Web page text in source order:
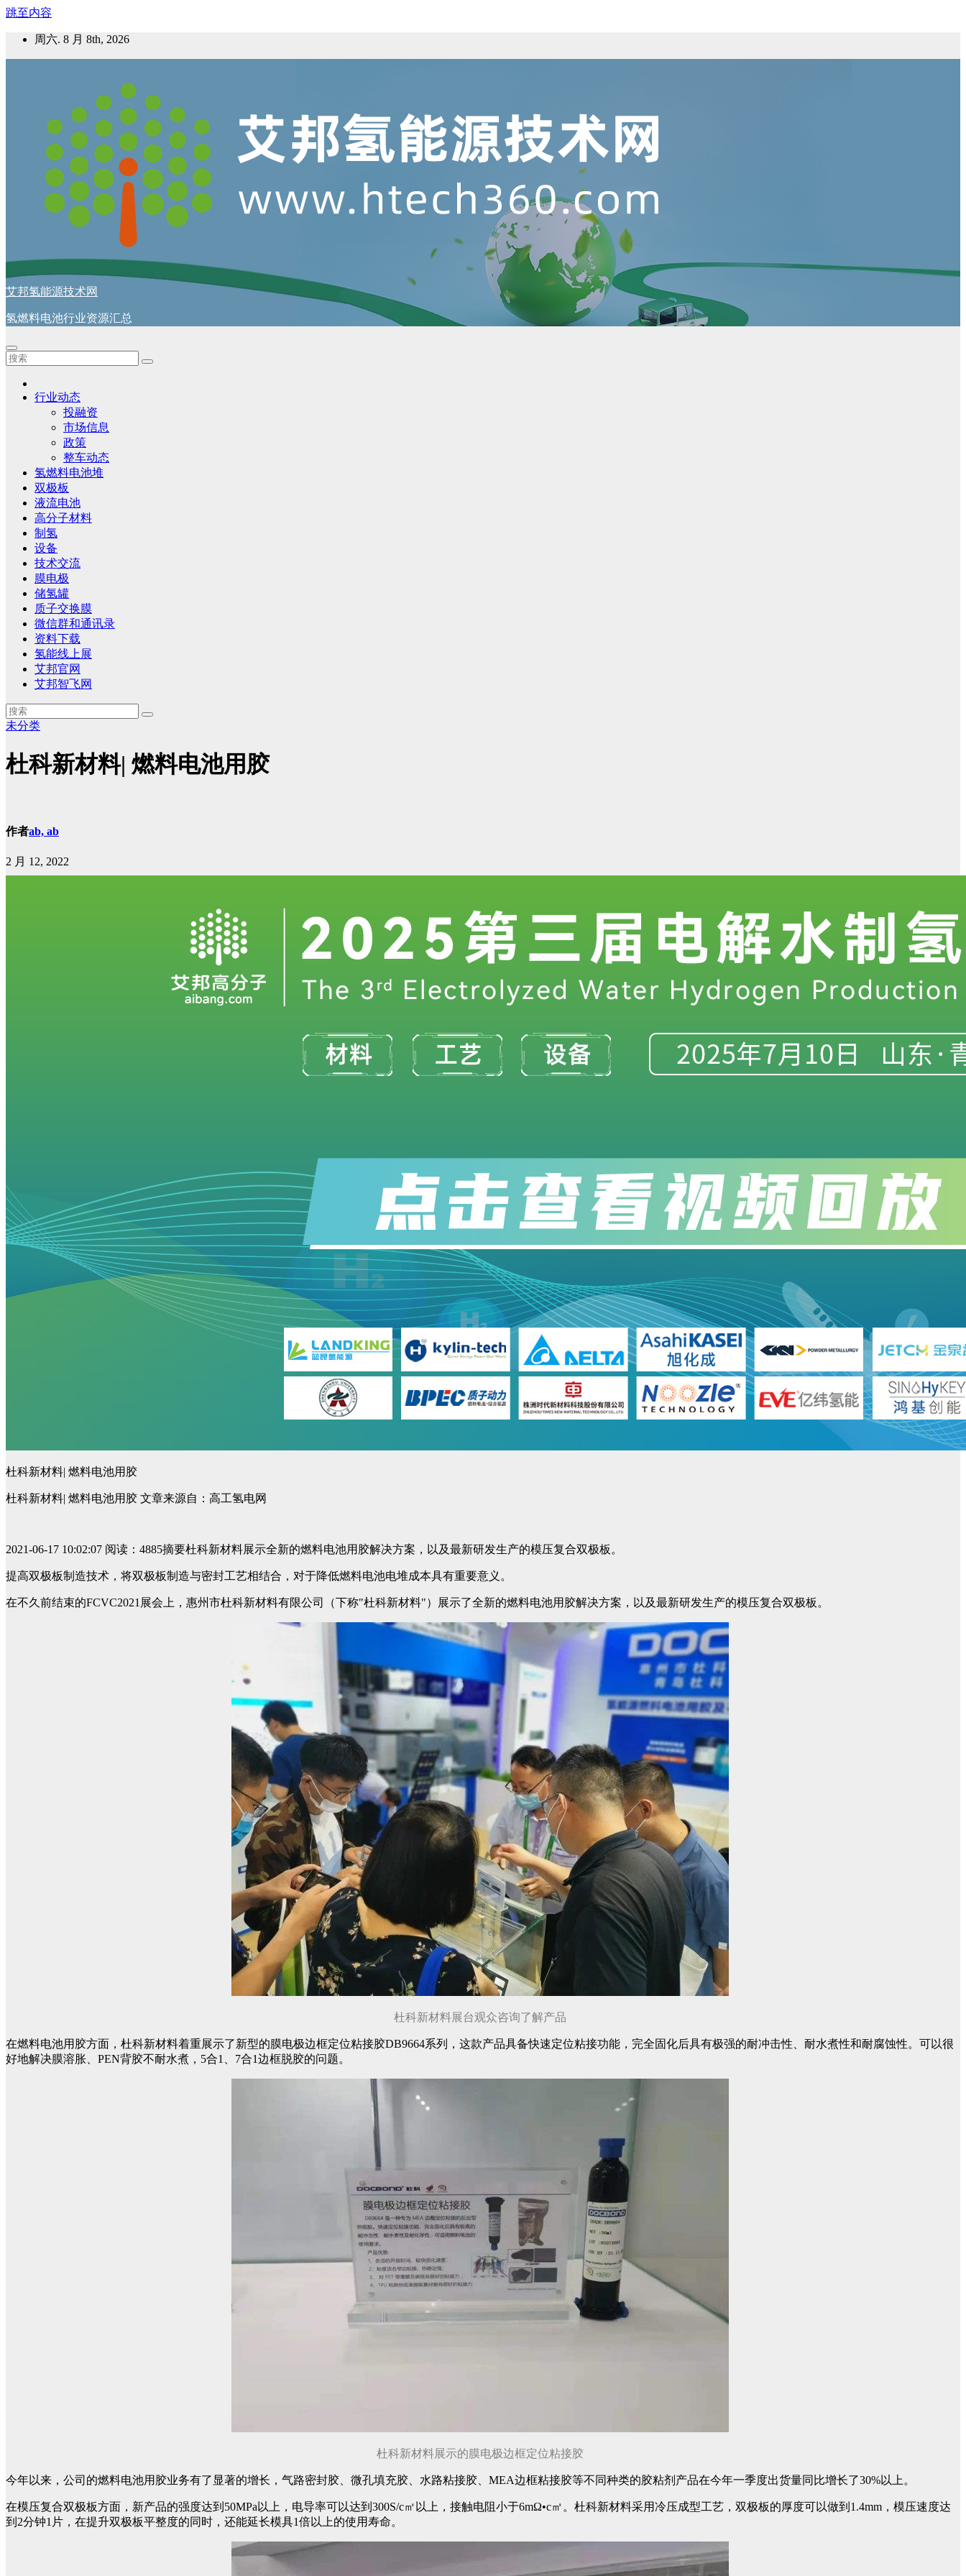
跳至内容
周六. 8 月 8th, 2026
艾邦氢能源技术网
氢燃料电池行业资源汇总
行业动态
投融资
市场信息
政策
整车动态
氢燃料电池堆
双极板
液流电池
高分子材料
制氢
设备
技术交流
膜电极
储氢罐
质子交换膜
微信群和通讯录
资料下载
氢能线上展
艾邦官网
艾邦智飞网
未分类
杜科新材料| 燃料电池用胶
作者ab, ab
2 月 12, 2022
杜科新材料| 燃料电池用胶
杜科新材料| 燃料电池用胶 文章来源自：高工氢电网
2021-06-17 10:02:07 阅读：4885摘要杜科新材料展示全新的燃料电池用胶解决方案，以及最新研发生产的模压复合双极板。
提高双极板制造技术，将双极板制造与密封工艺相结合，对于降低燃料电池电堆成本具有重要意义。
在不久前结束的FCVC2021展会上，惠州市杜科新材料有限公司（下称"杜科新材料"）展示了全新的燃料电池用胶解决方案，以及最新研发生产的模压复合双极板。
杜科新材料展台观众咨询了解产品
在燃料电池用胶方面，杜科新材料着重展示了新型的膜电极边框定位粘接胶DB9664系列，这款产品具备快速定位粘接功能，完全固化后具有极强的耐冲击性、耐水煮性和耐腐蚀性。可以很
好地解决膜溶胀、PEN背胶不耐水煮，5合1、7合1边框脱胶的问题。
杜科新材料展示的膜电极边框定位粘接胶
今年以来，公司的燃料电池用胶业务有了显著的增长，气路密封胶、微孔填充胶、水路粘接胶、MEA边框粘接胶等不同种类的胶粘剂产品在今年一季度出货量同比增长了30%以上。
在模压复合双极板方面，新产品的强度达到50MPa以上，电导率可以达到300S/c㎡以上，接触电阻小于6mΩ•c㎡。杜科新材料采用冷压成型工艺，双极板的厚度可以做到1.4mm，模压速度达
到2分钟1片，在提升双极板平整度的同时，还能延长模具1倍以上的使用寿命。